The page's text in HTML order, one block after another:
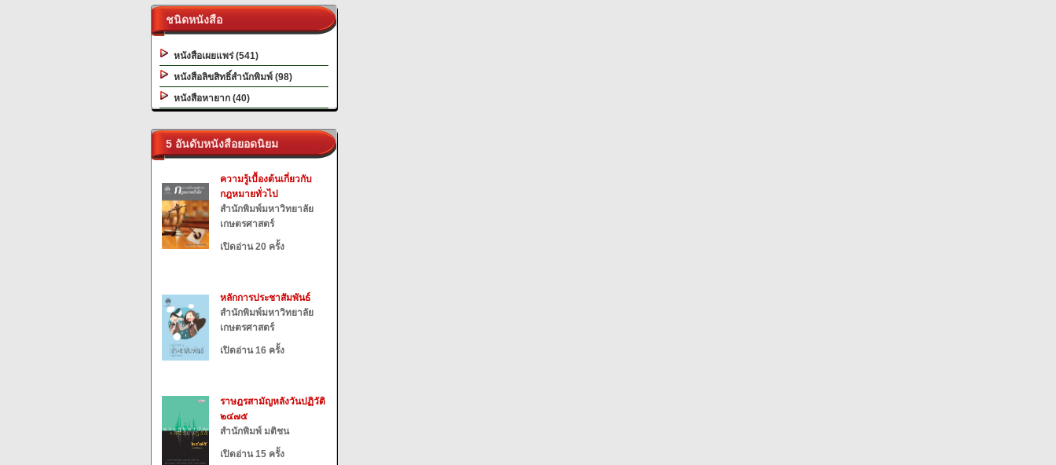
ชนิดหนังสือ
หนังสือเผยแพร่ (541)
หนังสือลิขสิทธิ์สำนักพิมพ์ (98)
หนังสือหายาก (40)
5 อันดับหนังสือยอดนิยม
ความรู้เบื้องต้นเกี่ยวกับ
กฎหมายทั่วไป
สำนักพิมพ์มหาวิทยาลัย
เกษตรศาสตร์
เปิดอ่าน 20 ครั้ง
หลักการประชาสัมพันธ์
สำนักพิมพ์มหาวิทยาลัย
เกษตรศาสตร์
เปิดอ่าน 16 ครั้ง
ราษฎรสามัญหลังวันปฏิวัติ
๒๔๗๕
สำนักพิมพ์ มติชน
เปิดอ่าน 15 ครั้ง